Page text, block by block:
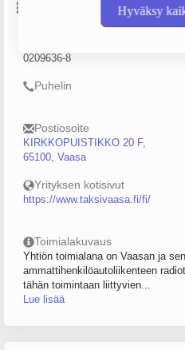
Hyväksy
0209636-8
Puhelin
Postiosoite
KIRKKOPUISTIKKO 20 F,
65100, Vaasa
Yrityksen kotisivut
https://www.taksivaasa.fi/fi/
Toimialakuvaus
Yhtiön toimialana on Vaasan ja
ammattihenkilöautoliikenteen
tähän toimintaan liittyvien...
Lue lisää